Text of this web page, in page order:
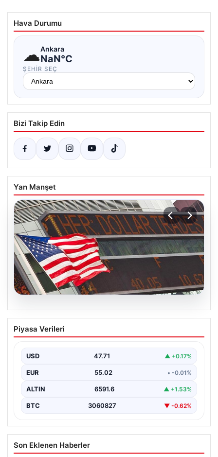
Hava Durumu
☁Ankara
NaN°C
ŞEHIR SEÇ
Bizi Takip Edin
Yan Manşet
04.08.2026
FED faiz kararı ne zaman açıklanacak?
Nisan ayı faiz beklentisi belli oldu
Piyasa Verileri
USD 47.71 ▲ +0.17%
EUR 55.02 • -0.01%
ALTIN 6591.6 ▲ +1.53%
BTC 3060827 ▼ -0.62%
Son Eklenen Haberler